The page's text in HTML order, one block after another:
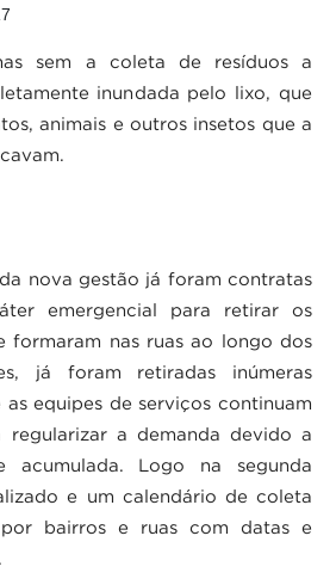
sem a coleta de resíduos a
inundada pelo lixo, que
animais e outros insetos que a
nova gestão já foram contratas
emergencial para retirar os
formaram nas ruas ao longo dos
já foram retiradas inúmeras
equipes de serviços continuam
a demanda devido a
acumulada. Logo na segunda
e um calendário de coleta
por bairros e ruas com datas e